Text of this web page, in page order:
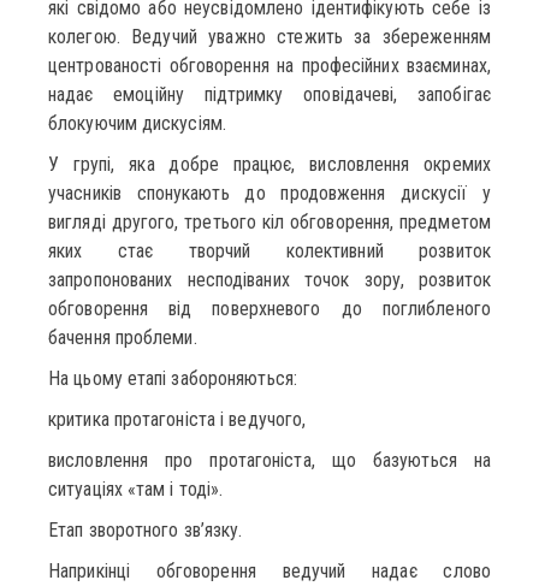
які свідомо або неусвідомлено ідентифікують себе із
колегою. Ведучий уважно стежить за збереженням
центрованості обговорення на професійних взаєминах,
надає емоційну підтримку оповідачеві, запобігає
блокуючим дискусіям.
У групі, яка добре працює, висловлення окремих
учасників спонукають до продовження дискусії у
вигляді другого, третього кіл обговорення, предметом
яких стає творчий колективний розвиток
запропонованих несподіваних точок зору, розвиток
обговорення від поверхневого до поглибленого
бачення проблеми.
На цьому етапі забороняються:
критика протагоніста і ведучого,
висловлення про протагоніста, що базуються на
ситуаціях «там і тоді».
Етап зворотного зв’язку.
Наприкінці обговорення ведучий надає слово